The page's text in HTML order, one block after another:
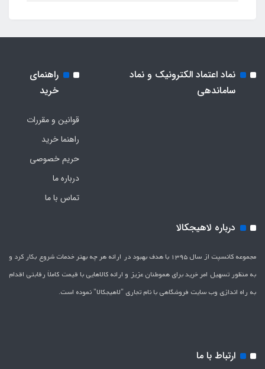
نماد اعتماد الکترونیک و نماد
ساماندهی
راهنمای
خرید
قوانین و مقررات
راهنما خرید
حریم خصوصی
درباره ما
تماس با ما
درباره لاهیجکالا
مجموعه کانسپت از سال 1395 با هدف بهبود در ارائه هر چه بهتر خدمات شروع بکار کرد و
به منظور تسهیل امر خرید برای هموطنان عزیز و ارائه کالاهایی با قیمت کاملاَ رقابتی اقدام
به راه اندازی وب سایت فروشگاهی با نام تجاری "لاهیج­کالا" نموده است.
ارتباط با ما